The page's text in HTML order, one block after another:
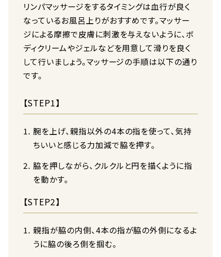
リンパマッサージをするタイミングは血行が良く
なっているお風呂上りがおすすめです。マッサー
ジによる摩擦で皮膚に刺激を与えないように、ボ
ディクリームやジェルなどを用意して滑りを良く
して行いましょう。マッサージの手順は以下の通り
です。
【STEP1】
腕を上げ、親指以外の4本の指を使って、気持
ちいいと感じる力加減で脇を押す。
脇を押しながら、クルクルと円を描くように指
を動かす。
【STEP2】
親指が脇の内側、4本の指が脇の外側になるよ
うに脇の後ろ側を掴む。